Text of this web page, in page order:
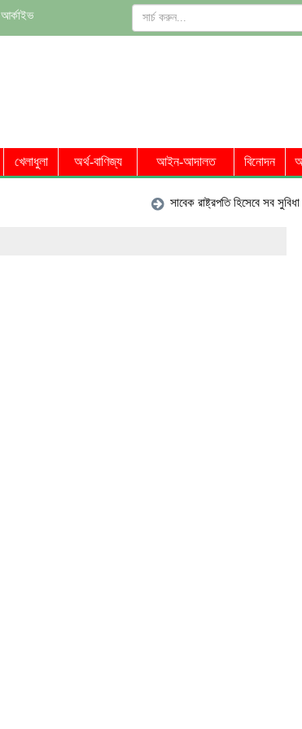
আর্কাইভ
খেলাধুলা অর্থ-বাণিজ্য আইন-আদালত বিনোদন
সাবেক রাষ্ট্রপতি হিসেবে সব সুবিধা